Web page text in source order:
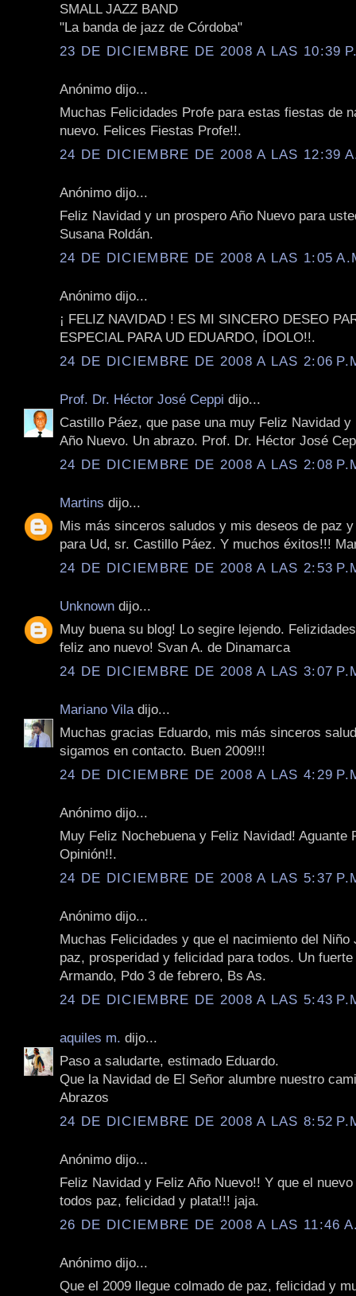
SMALL JAZZ BAND
"La banda de jazz de Córdoba"
23 DE DICIEMBRE DE 2008 A LAS 10:39
Anónimo dijo...
Muchas Felicidades Profe para estas fiestas de
nuevo. Felices Fiestas Profe!!.
24 DE DICIEMBRE DE 2008 A LAS 12:39
Anónimo dijo...
Feliz Navidad y un prospero Año Nuevo para
Susana Roldán.
24 DE DICIEMBRE DE 2008 A LAS 1:05
Anónimo dijo...
¡ FELIZ NAVIDAD ! ES MI SINCERO DESEO
ESPECIAL PARA UD EDUARDO, ÍDOLO!!.
24 DE DICIEMBRE DE 2008 A LAS 2:06
Prof. Dr. Héctor José Ceppi dijo...
Castillo Páez, que pase una muy Feliz Navidad y
Año Nuevo. Un abrazo. Prof. Dr. Héctor José
24 DE DICIEMBRE DE 2008 A LAS 2:08
Martins dijo...
Mis más sinceros saludos y mis deseos de paz
para Ud, sr. Castillo Páez. Y muchos éxitos!!!
24 DE DICIEMBRE DE 2008 A LAS 2:53
Unknown dijo...
Muy buena su blog! Lo segire lejendo.
feliz ano nuevo! Svan A. de Dinamarca
24 DE DICIEMBRE DE 2008 A LAS 3:07
Mariano Vila dijo...
Muchas gracias Eduardo, mis más sinceros
sigamos en contacto. Buen 2009!!!
24 DE DICIEMBRE DE 2008 A LAS 4:29
Anónimo dijo...
Muy Feliz Nochebuena y Feliz Navidad! Aguante
Opinión!!.
24 DE DICIEMBRE DE 2008 A LAS 5:37
Anónimo dijo...
Muchas Felicidades y que el nacimiento del Niño
paz, prosperidad y felicidad para todos. Un
Armando, Pdo 3 de febrero, Bs As.
24 DE DICIEMBRE DE 2008 A LAS 5:43
aquiles m. dijo...
Paso a saludarte, estimado Eduardo.
Que la Navidad de El Señor alumbre nuestro
Abrazos
24 DE DICIEMBRE DE 2008 A LAS 8:52
Anónimo dijo...
Feliz Navidad y Feliz Año Nuevo!! Y que el
todos paz, felicidad y plata!!! jaja.
26 DE DICIEMBRE DE 2008 A LAS 11:46
Anónimo dijo...
Que el 2009 llegue colmado de paz, felicidad y